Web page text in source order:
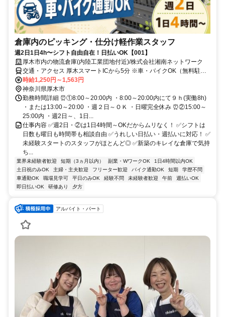
倉庫内のピッキング・仕分け軽作業スタッフ
週2日1日4h〜シフト自由自在！日払いOK【001】
厚木市内の物流倉庫(内陸工業団地付近)/株式会社湘南ネットワーク
交通・アクセス 厚木スマートICから5分 ※車・バイクOK（無料駐車
場完備） ※交通費支給(規定有） ※圏央道厚木パーキングが一番近く
の目印です。
時給1,250円～1,563円
神奈川県厚木市
勤務時間詳細 ⏰①8:00～20:00内 ・8:00～20:00内にて９ｈ(実働8h)
・または13:00～20:00 ・週２日～ＯＫ ・日曜完全休み ⏰②15:00～
25:00内 ・週2日～、1日...
仕事内容 ✅週2日・②は1日4時間～OKだからムリなく！ ✅シフトは
日数も曜日も時間帯も相談自由 ✅うれしい日払い・週払いに対応！ ✅
未経験スタートのスタッフがほとんど◎ ✅新築のキレイな倉庫で気持
ち...
業界未経験者歓迎 短期（3ヵ月以内） 副業・WワークOK
1日4時間以内OK
土日祝のみOK
主婦・主夫歓迎 フリーター歓迎 バイク通勤OK 短期
学歴不問
車通勤OK
職場見学可 平日のみOK 経験不問 未経験者歓迎 午前
週払いOK
即日払いOK
研修あり 夕方
アルバイト・パート